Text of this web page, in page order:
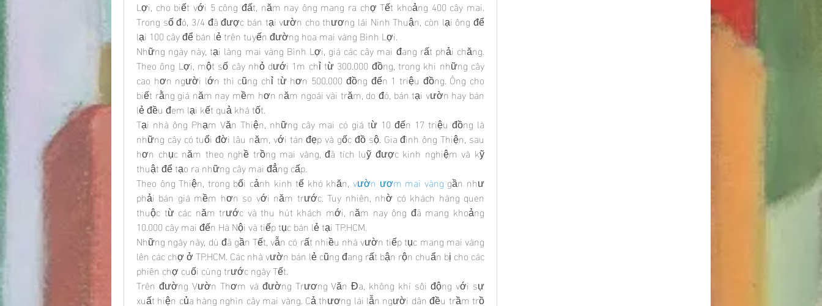
Lợi, cho biết với 5 công đất, năm nay ông mang ra chợ Tết khoảng 400 cây mai.
Trong số đó, 3/4 đã được bán tại vườn cho thương lái Ninh Thuận, còn lại ông để
lại 100 cây để bán lẻ trên tuyến đường hoa mai vàng Bình Lợi.
Những ngày này, tại làng mai vàng Bình Lợi, giá các cây mai đang rất phải chăng.
Theo ông Lợi, một số cây nhỏ dưới 1m chỉ từ 300.000 đồng, trong khi những cây
cao hơn người lớn thì cũng chỉ từ hơn 500.000 đồng đến 1 triệu đồng. Ông cho
biết rằng giá năm nay mềm hơn năm ngoái vài trăm, do đó, bán tại vườn hay bán
lẻ đều đem lại kết quả khá tốt.
Tại nhà ông Phạm Văn Thiện, những cây mai có giá từ 10 đến 17 triệu đồng là
những cây có tuổi đời lâu năm, với tán đẹp và gốc đồ sộ. Gia đình ông Thiện, sau
hơn chục năm theo nghề trồng mai vàng, đã tích luỹ được kinh nghiệm và kỹ
thuật để tạo ra những cây mai đẳng cấp.
Theo ông Thiện, trong bối cảnh kinh tế khó khăn, vườn ươm mai vàng gần như
phải bán giá mềm hơn so với năm trước. Tuy nhiên, nhờ có khách hàng quen
thuộc từ các năm trước và thu hút khách mới, năm nay ông đã mang khoảng
10.000 cây mai đến Hà Nội và tiếp tục bán lẻ tại TP.HCM.
Những ngày này, dù đã gần Tết, vẫn có rất nhiều nhà vườn tiếp tục mang mai vàng
lên các chợ ở TP.HCM. Các nhà vườn bán lẻ cũng đang rất bận rộn chuẩn bị cho các
phiên chợ cuối cùng trước ngày Tết.
Trên đường Vườn Thơm và đường Trương Văn Đa, không khí sôi động với sự
xuất hiện của hàng nghìn cây mai vàng. Cả thương lái lẫn người dân đều trầm trồ